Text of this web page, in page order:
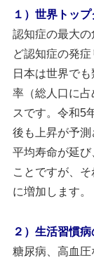
１）世界トッ
認知症の最大
ど認知症の発症
日本は世界で
率（総人口に
スです。令和5
後も上昇が予測
平均寿命が延
ことですが、
に増加します。
２）生活習慣
糖尿病、高血